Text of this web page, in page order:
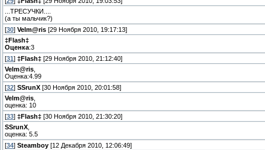
...ТРЕСУЧКИ....
(а ты мальчик?)
[30] Velm@ris [29 Ноября 2010, 19:17:13]
‡Flash‡
Оценка:3
[31 ] ‡Flash‡ [29 Ноября 2010, 21:12:40]
Velm@ris
Оценка:4.99
[32] SSrunX [30 Ноября 2010, 20:01:58]
Velm@ris
оценка: 10
[33] ‡Flash‡ [30 Ноября 2010, 21:30:20]
SSrunX
оценка: 5.5
[34] Steamboy [12 Декабря 2010, 12:06:49]